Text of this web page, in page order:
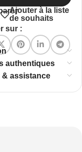
Ajouter à la liste
de souhaits
sur :
authentiques
& assistance